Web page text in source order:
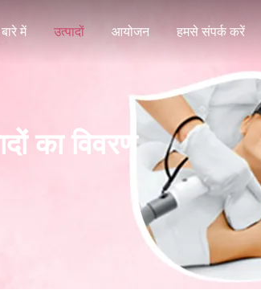
में उत्पादों आयोजन हमसे संपर्क करें
का विवरण